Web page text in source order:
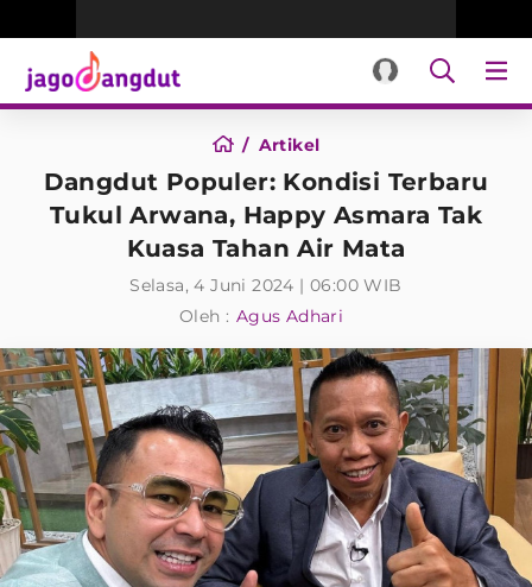
Artikel
Dangdut Populer: Kondisi Terbaru
Tukul Arwana, Happy Asmara Tak
Kuasa Tahan Air Mata
Selasa, 4 Juni 2024 | 06:00 WIB
Oleh : Agus Adhari